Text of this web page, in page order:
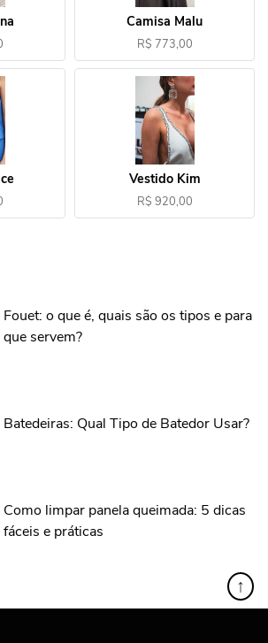
Camisa Malu
R$ 773,00
Vestido Kim
R$ 920,00
Fouet: o que é, quais são os tipos e para
que servem?
Batedeiras: Qual Tipo de Batedor Usar?
Como limpar panela queimada: 5 dicas
fáceis e práticas
↑